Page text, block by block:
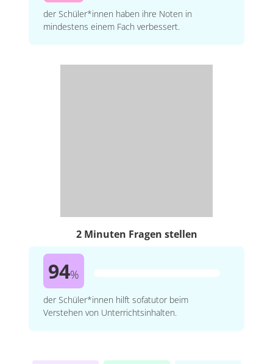
der Schüler*innen haben ihre Noten in
mindestens einem Fach verbessert.
2 Minuten Fragen stellen
94%
der Schüler*innen hilft sofatutor beim
Verstehen von Unterrichtsinhalten.